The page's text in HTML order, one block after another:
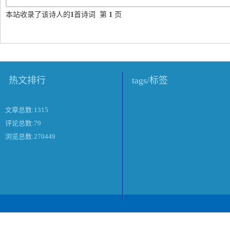
本站收录了该诗人的1首诗词 第 1 页
热文排行
文章总数:1315
评论总数:79
浏览总数:270449
tags/标签